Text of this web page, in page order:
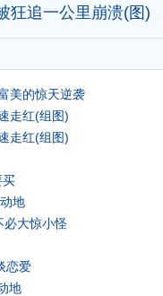
狂追一公里崩溃(图)
美的惊天逆袭
走红(组图)
走红(组图)
买
地
必大惊小怪
恋爱
地